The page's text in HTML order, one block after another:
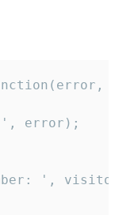
error);
',